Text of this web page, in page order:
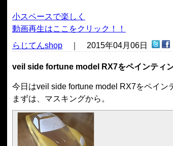
小スペースで楽しく
動画再生はここをクリック！！
らじてんshop ｜ 2015年04月06日
veil side fortune model RX7をペインティ
今日はveil side fortune model RX7をペイン
まずは、マスキングから。